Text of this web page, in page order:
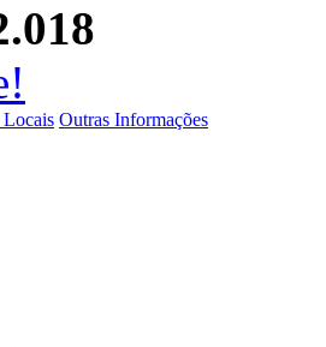
Locais Outras Informações